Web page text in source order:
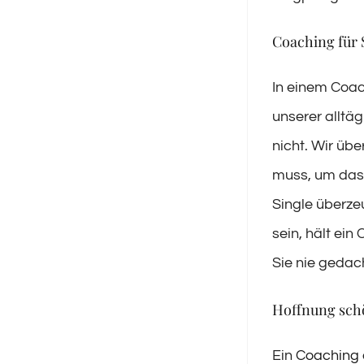
Coaching für
In einem
unserer
nicht. Wir
muss, um
Single
sein, hält ein
Sie nie
Hoffnung
Ein Coaching